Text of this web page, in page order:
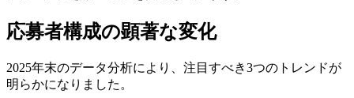
応募者構成の顕著な変化
2025年末のデータ分析により、注目すべき3つのトレンドが
明らかになりました。